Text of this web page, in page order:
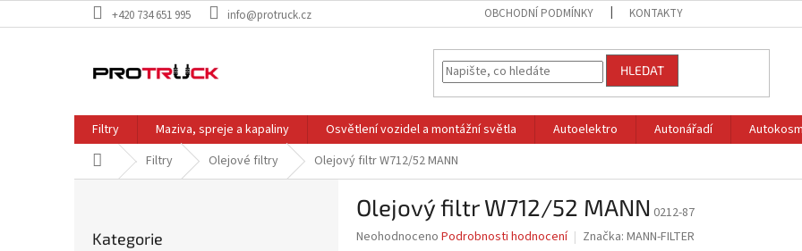
na
+420 734 651 995 info@protruck.cz OBCHODNÍ PODMÍNKY KONTAKTY
HLEDAT
Filtry Maziva, spreje a kapaliny Osvětlení vozidel a montážní světla Autoelektro Autonářadí
Domů Filtry Olejové filtry Olejový filtr W712/52 MANN
kategorie
Kategorie
Olejový filtr W712/52 MANN 0212-87
Průměrné
Neohodnoceno Podrobnosti hodnocení Značka: MANN-FILTER